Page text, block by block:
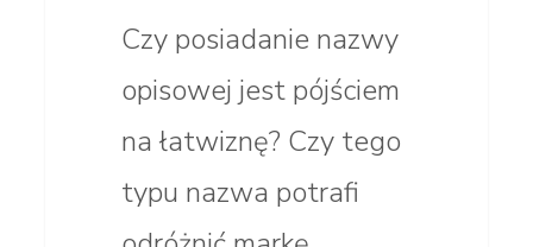
Czy posiadanie nazwy
opisowej jest pójściem
na łatwiznę? Czy tego
typu nazwa potrafi